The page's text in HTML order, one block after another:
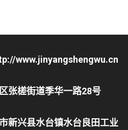
www.jinyangshengwu.cn
张槎街道季华一路28号
新兴县水台镇水台良田工业